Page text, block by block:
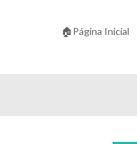
🏠Página Inicial